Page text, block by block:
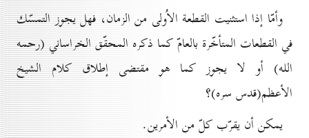
وأمّا إذا استثنيت القطعة الاُولى من الزمان، فهل يجوز التمسّك
في القطعات المتأخّرة بالعامّ كما ذكره المحقّق الخراساني (رحمه
الله) أو لا يجوز كما هو مقتضى إطلاق كلام الشيخ
الأعظم(قدس سره)؟
يمكن أن يقرّب كلّ من الأمرين.